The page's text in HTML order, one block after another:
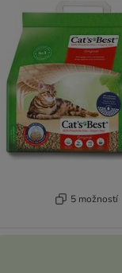
5 možností